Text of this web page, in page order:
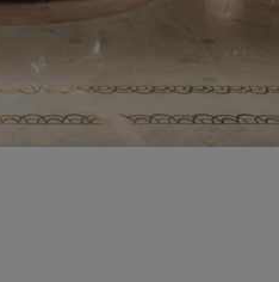
in New Tab